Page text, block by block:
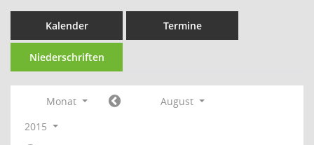
Kalender Termine
Niederschriften
Monat
August
2015